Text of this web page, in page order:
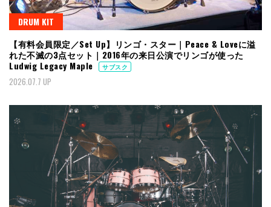
DRUM KIT
【有料会員限定／Set Up】リンゴ・スター｜Peace & Loveに溢
れた不滅の3点セット｜2016年の来日公演でリンゴが使った
Ludwig Legacy Maple
サブスク
2026.07.7 UP